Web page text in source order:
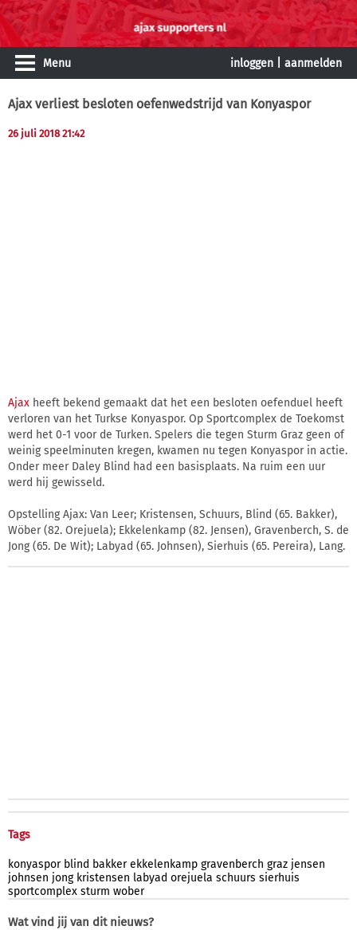
Menu inloggen aanmelden
Ajax verliest besloten oefenwedstrijd van Konyaspor
26 juli 2018 21:42
Ajax heeft bekend gemaakt dat het een besloten oefenduel heeft
verloren van het Turkse Konyaspor. Op Sportcomplex de Toekomst
werd het 0-1 voor de Turken. Spelers die tegen Sturm Graz geen of
weinig speelminuten kregen, kwamen nu tegen Konyaspor in actie.
Onder meer Daley Blind had een basisplaats. Na ruim een uur
werd hij gewisseld.
Opstelling Ajax: Van Leer; Kristensen, Schuurs, Blind (65. Bakker),
Wöber (82. Orejuela); Ekkelenkamp (82. Jensen), Gravenberch, S. de
Jong (65. De Wit); Labyad (65. Johnsen), Sierhuis (65. Pereira), Lang.
Tags
konyaspor blind bakker ekkelenkamp gravenberch graz jensen
johnsen jong kristensen labyad orejuela schuurs sierhuis
sportcomplex sturm wober
Wat vind jij van dit nieuws?